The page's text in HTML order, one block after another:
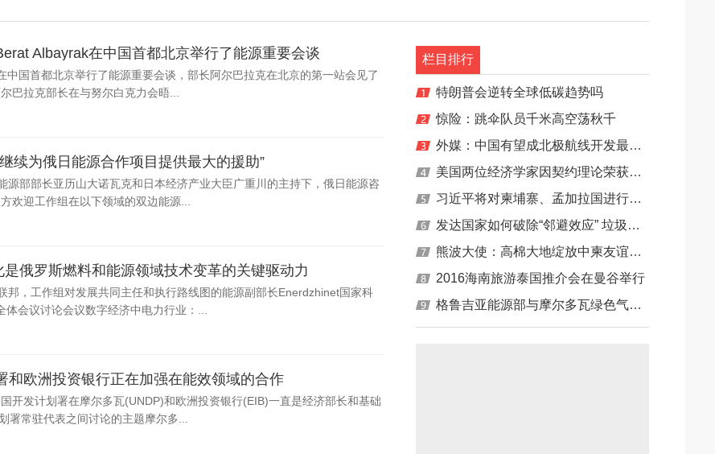
能峰会重磅出击！ 2018中部太阳能光伏展湖北地区动员会圆满召开 2018中国烘干创新大会
绿色工业 广州新能源汽车生态产业链展5月9日开幕 各大领军企业共聚一堂
圈 新疆兵团推广太阳能电子自动化节水灌溉 成都院中标鱼跳水电站生态基流工程设计项目
核电已成中国东部沿海地区主力清洁能源
析氢能与储氢技术的发展前景 环保税改革：涉及到税收和企业利润等经济问题
Albayrak在中国首都北京举行了能源重要会谈
中国首都北京举行了能源重要会谈，部长阿尔巴拉克在北京的第一站会见了
巴拉克部长在与努尔白克力会晤...
续为俄日能源合作项目提供最大的援助”
源部部长亚历山大诺瓦克和日本经济产业大臣广重川的主持下，俄日能源咨
欢迎工作组在以下领域的双边能源...
俄罗斯燃料和能源领域技术变革的关键驱动力
邦，工作组对发展共同主任和执行路线图的能源副部长Enerdzhinet国家科
会议讨论会议数字经济中电力行业：...
和欧洲投资银行正在加强在能效领域的合作
开发计划署在摩尔多瓦(UNDP)和欧洲投资银行(EIB)一直是经济部长和基础
常驻代表之间讨论的主题摩尔多...
栏目排行
特朗普会逆转全球低碳趋势吗
惊险：跳伞队员千米高空荡秋千
外媒：中国有望成北极航线开发最大受益者
美国两位经济学家因契约理论荣获诺奖
习近平将对柬埔寨、孟加拉国进行国事访问
并出席在印度果阿举行的金砖国家领导人第八次会晤 发达国家如何破除“邻避效应” 垃圾厂利益共享
熊波大使：高棉大地绽放中柬友谊之花
2016海南旅游泰国推介会在曼谷举行
格鲁吉亚能源部与摩尔多瓦绿色气候基金签署的合作备忘录